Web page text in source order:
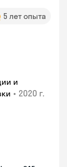
5 лет опыта
и
• 2020 г.